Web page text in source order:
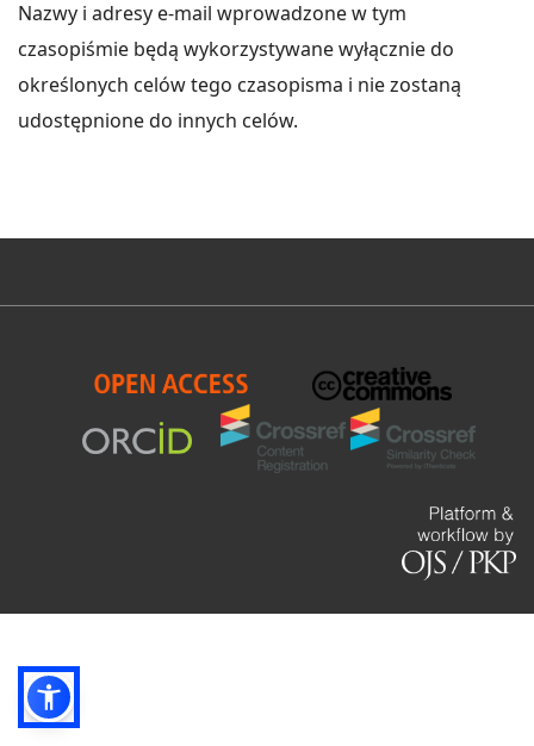
Nazwy i adresy e-mail wprowadzone w tym
czasopiśmie będą wykorzystywane wyłącznie do
określonych celów tego czasopisma i nie zostaną
udostępnione do innych celów.